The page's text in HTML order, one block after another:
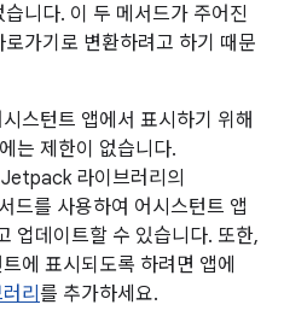
니다. 이 두 메서드가 주어진
가기로 변환하려고 하기 때문
스턴트 앱에서 표시하기 위해
는 제한이 없습니다.
Jetpack 라이브러리의
드를 사용하여 어시스턴트 앱
업데이트할 수 있습니다. 또한,
에 표시되도록 하려면 앱에
리 를 추가하세요.